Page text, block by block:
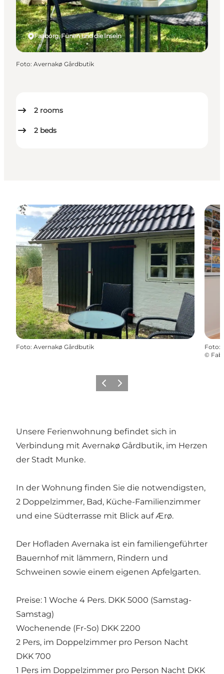
2 rooms
2 beds
Faaborg, Fünen und die Inseln
Foto: Avernakø Gårdbutik
Foto: Avernakø Gårdbutik Foto:
©
Vorherige Folie
Nächste Folie
Unsere Ferienwohnung befindet sich in
Verbindung mit Avernakø Gårdbutik, im Herzen
der Stadt Munke.
In der Wohnung finden Sie die notwendigsten,
2 Doppelzimmer, Bad, Küche-Familienzimmer
und eine Südterrasse mit Blick auf Ærø.
Der Hofladen Avernaka ist ein familiengeführter
Bauernhof mit lämmern, Rindern und
Schweinen sowie einem eigenen Apfelgarten.
Preise: 1 Woche 4 Pers. DKK 5000 (Samstag-
Samstag)
Wochenende (Fr-So) DKK 2200
2 Pers, im Doppelzimmer pro Person Nacht
DKK 700
1 Pers im Doppelzimmer pro Person Nacht DKK